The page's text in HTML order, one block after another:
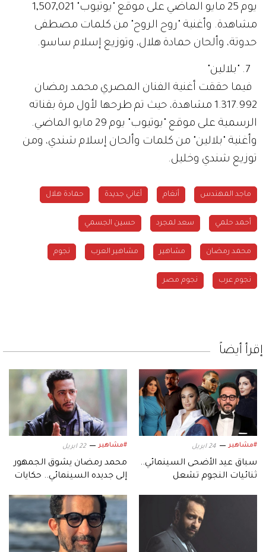
يوم 25 مايو الماضي على موقع "يوتيوب" 1,507,021
مشاهدة. وأغنية "روح الروح" من كلمات مصطفى
حدوتة، وألحان حمادة هلال، وتوزيع إسلام ساسو.
فيما حققت أغنية الفنان المصري محمد رمضان
1.317.992 مشاهدة، حيث تم طرحها لأول مرة بقناته
الرسمية على موقع "يوتيوب" يوم 29 مايو الماضي.
وأغنية "بلالين" من كلمات وألحان إسلام شندي، ومن
توزيع شندي وخليل.
ماجد المهندس أنغام أغاني جديدة حمادة هلال
أحمد حلمي سعد لمجرد حسين الجسمي
محمد رمضان مشاهير مشاهير العرب نجوم
نجوم عرب نجوم مصر
إقرأ أيضاً
#مشاهير 24 ابريل
سباق عيد الأضحى السينمائي..
ثنائيات النجوم تشعل
#مشاهير 22 ابريل
محمد رمضان يشوق الجمهور
إلى جديده السينمائي.. حكايات